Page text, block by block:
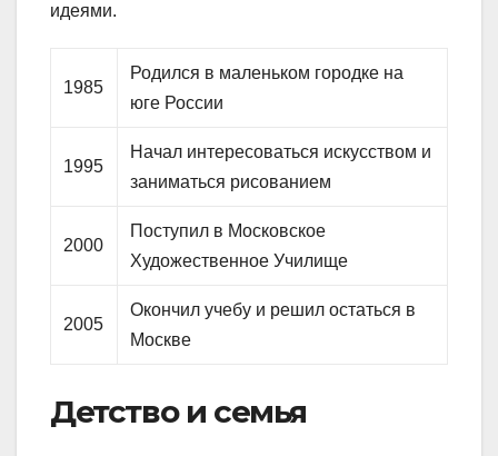
идеями.
1985
Родился в маленьком городке на
юге России
1995
Начал интересоваться искусством и
заниматься рисованием
2000
Поступил в Московское
Художественное Училище
2005
Окончил учебу и решил остаться в
Москве
Детство и семья